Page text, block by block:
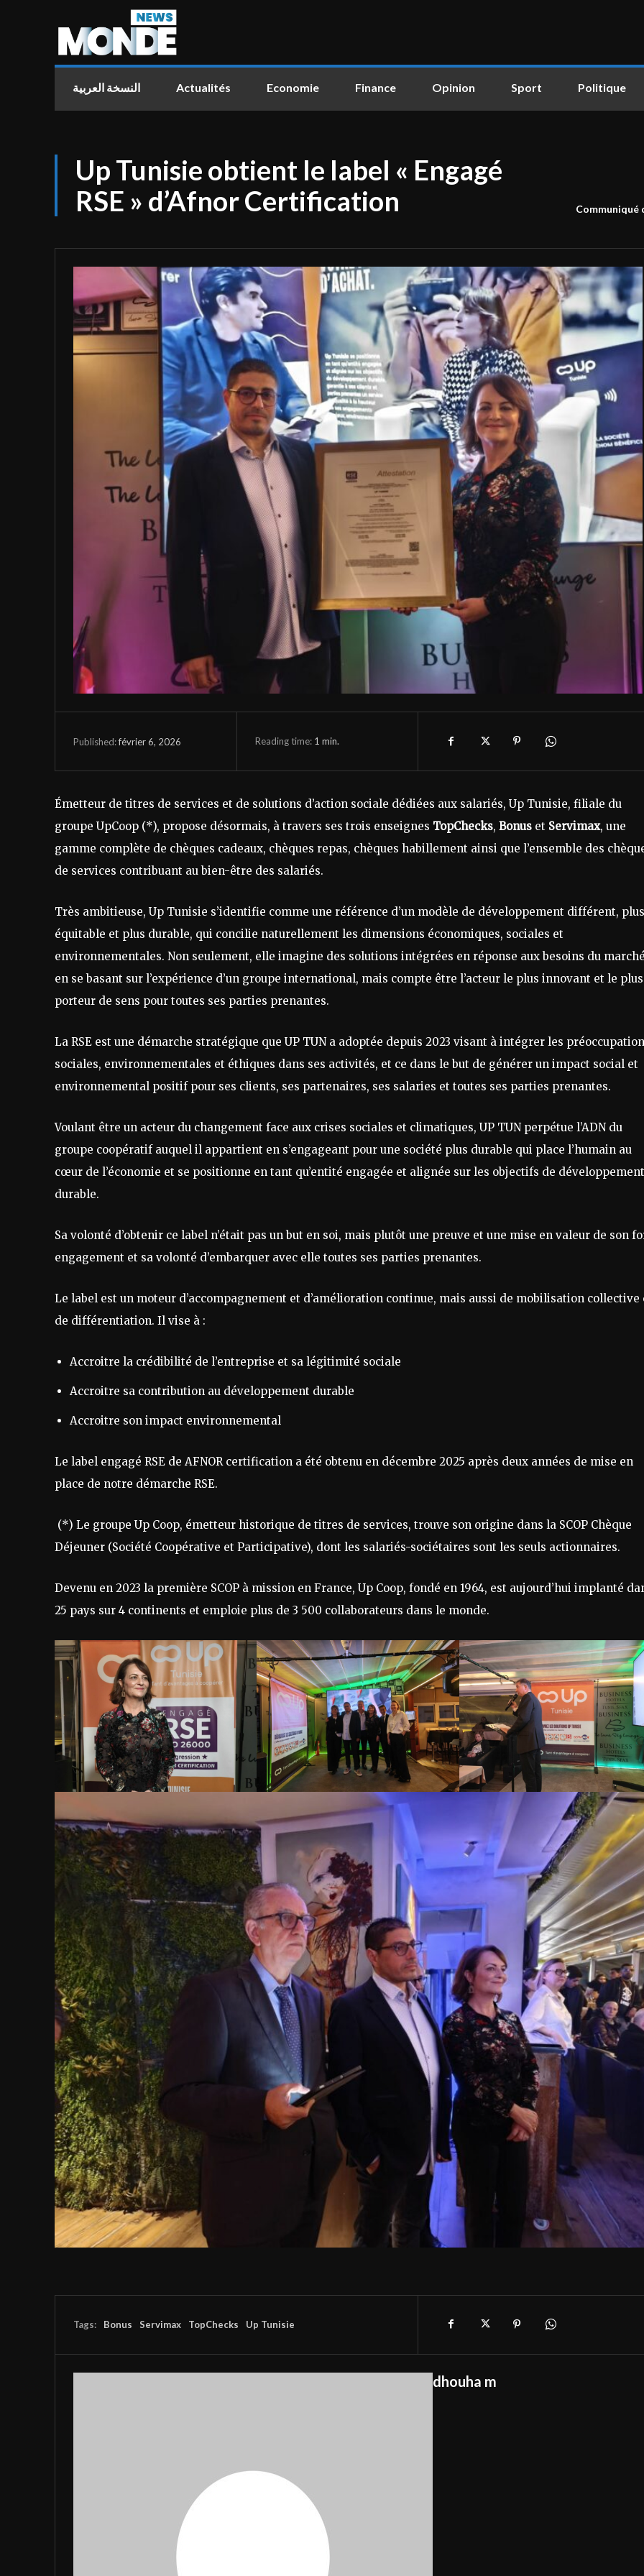
النسخة العربية Actualités Economie Finance Opinion Sport Politique
Up Tunisie obtient le label « Engagé
RSE » d’Afnor Certification
Communiqué
Published:février 6, 2026 Reading time: 1 min.
Émetteur de titres de services et de solutions d’action sociale dédiées aux salariés, Up Tunisie, filiale du
groupe UpCoop (*), propose désormais, à travers ses trois enseignes TopChecks, Bonus et Servimax, une
gamme complète de chèques cadeaux, chèques repas, chèques habillement ainsi que l’ensemble des
de services contribuant au bien-être des salariés.
Très ambitieuse, Up Tunisie s’identifie comme une référence d’un modèle de développement différent, plus
équitable et plus durable, qui concilie naturellement les dimensions économiques, sociales et
environnementales. Non seulement, elle imagine des solutions intégrées en réponse aux besoins du marché
en se basant sur l’expérience d’un groupe international, mais compte être l’acteur le plus innovant et le plus
porteur de sens pour toutes ses parties prenantes.
La RSE est une démarche stratégique que UP TUN a adoptée depuis 2023 visant à intégrer les
sociales, environnementales et éthiques dans ses activités, et ce dans le but de générer un impact social et
environnemental positif pour ses clients, ses partenaires, ses salaries et toutes ses parties prenantes.
Voulant être un acteur du changement face aux crises sociales et climatiques, UP TUN perpétue l’ADN du
groupe coopératif auquel il appartient en s’engageant pour une société plus durable qui place l’humain au
cœur de l’économie et se positionne en tant qu’entité engagée et alignée sur les objectifs de développement
durable.
Sa volonté d’obtenir ce label n’était pas un but en soi, mais plutôt une preuve et une mise en valeur de son
engagement et sa volonté d’embarquer avec elle toutes ses parties prenantes.
Le label est un moteur d’accompagnement et d’amélioration continue, mais aussi de mobilisation collective
de différentiation. Il vise à :
Accroitre la crédibilité de l’entreprise et sa légitimité sociale
Accroitre sa contribution au développement durable
Accroitre son impact environnemental
Le label engagé RSE de AFNOR certification a été obtenu en décembre 2025 après deux années de mise en
place de notre démarche RSE.
(*) Le groupe Up Coop, émetteur historique de titres de services, trouve son origine dans la SCOP Chèque
Déjeuner (Société Coopérative et Participative), dont les salariés-sociétaires sont les seuls actionnaires.
Devenu en 2023 la première SCOP à mission en France, Up Coop, fondé en 1964, est aujourd’hui implanté
25 pays sur 4 continents et emploie plus de 3 500 collaborateurs dans le monde.
Tags: Bonus Servimax TopChecks Up Tunisie
dhouha m